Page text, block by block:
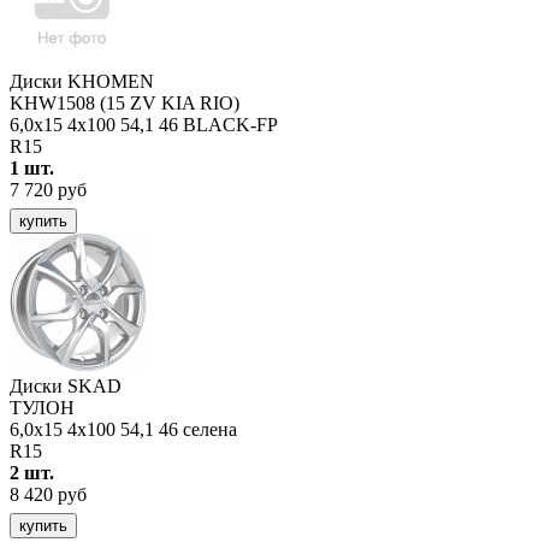
Диски KHOMEN
KHW1508 (15 ZV KIA RIO)
6,0x15 4x100 54,1 46 BLACK-FP
R15
1 шт.
7 720 руб
купить
Диски SKAD
ТУЛОН
6,0x15 4x100 54,1 46 селена
R15
2 шт.
8 420 руб
купить